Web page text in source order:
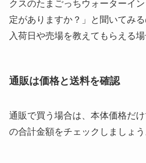
クスのたまごっちウォーターイ
定がありますか？」と聞いてみる
入荷日や売場を教えてもらえる場
通販は価格と送料を確認
通販で買う場合は、本体価格だ
の合計金額をチェックしましょう